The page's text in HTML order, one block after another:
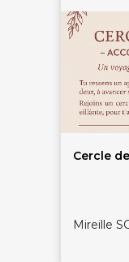
Cercle
Mireille